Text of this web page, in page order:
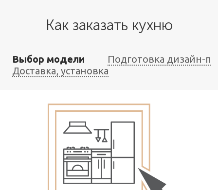
Как заказать кухню
Выбор модели
Подготовка дизайн-
Доставка, установка